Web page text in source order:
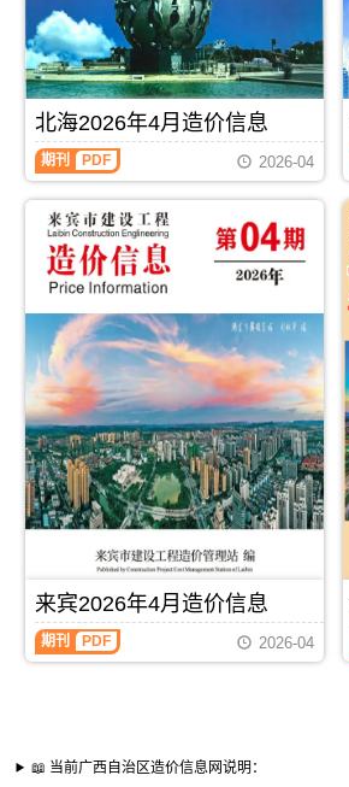
📖 当前广西自治区造价信息网说明：
池
市
造
价
信
息
期
刊
北海2026年4月造价信息
期刊 PDF 2026-04
来宾2026年4月造价信息
期刊 PDF 2026-04